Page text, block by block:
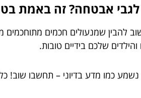
אבטחה? זה באמת
להבין שמנעולים חכמים
שלכם בידיים טובות.
כמו מדע בדיוני – תחשבו שוב!